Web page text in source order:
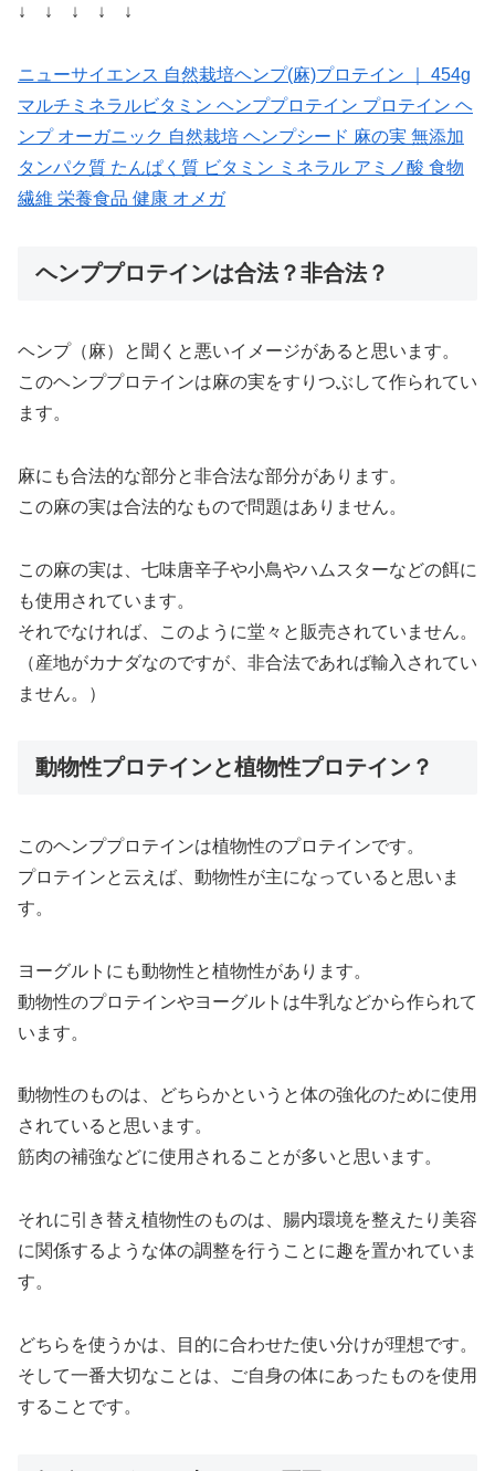
↓ ↓ ↓ ↓ ↓
ニューサイエンス 自然栽培ヘンプ(麻)プロテイン ｜ 454g
マルチミネラルビタミン ヘンププロテイン プロテイン ヘ
ンプ オーガニック 自然栽培 ヘンプシード 麻の実 無添加
タンパク質 たんぱく質 ビタミン ミネラル アミノ酸 食物
繊維 栄養食品 健康 オメガ
ヘンププロテインは合法？非合法？
ヘンプ（麻）と聞くと悪いイメージがあると思います。
このヘンププロテインは麻の実をすりつぶして作られてい
ます。
麻にも合法的な部分と非合法な部分があります。
この麻の実は合法的なもので問題はありません。
この麻の実は、七味唐辛子や小鳥やハムスターなどの餌に
も使用されています。
それでなければ、このように堂々と販売されていません。
（産地がカナダなのですが、非合法であれば輸入されてい
ません。）
動物性プロテインと植物性プロテイン？
このヘンププロテインは植物性のプロテインです。
プロテインと云えば、動物性が主になっていると思いま
す。
ヨーグルトにも動物性と植物性があります。
動物性のプロテインやヨーグルトは牛乳などから作られて
います。
動物性のものは、どちらかというと体の強化のために使用
されていると思います。
筋肉の補強などに使用されることが多いと思います。
それに引き替え植物性のものは、腸内環境を整えたり美容
に関係するような体の調整を行うことに趣を置かれていま
す。
どちらを使うかは、目的に合わせた使い分けが理想です。
そして一番大切なことは、ご自身の体にあったものを使用
することです。